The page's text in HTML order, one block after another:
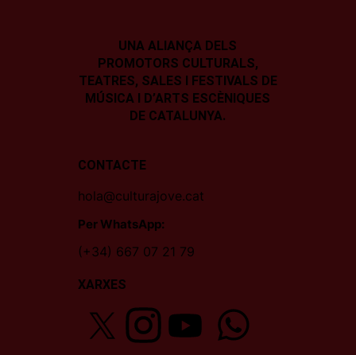
UNA ALIANÇA DELS
PROMOTORS CULTURALS,
TEATRES, SALES I FESTIVALS DE
MÚSICA I D’ARTS ESCÈNIQUES
DE CATALUNYA.
CONTACTE
hola@culturajove.cat
Per WhatsApp:
(+34) 667 07 21 79
XARXES